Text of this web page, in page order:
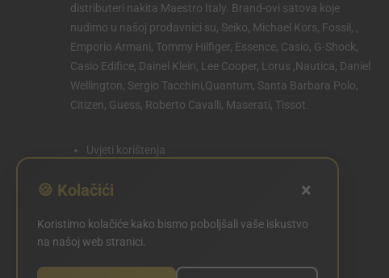
distributeri nakita Maestro Italy. Brand-ovi satova koje
nudimo u našoj prodavnici su, Seiko, Michael Kors, Fossil, ,
Emporio Armani, Tommy Hilfiger, Essence, Casio, G-Shock,
Casio Edifice, Dainel Klein, Lee Cooper, Lorus ,Nautica, Daniel
Wellington, Sergio Tacchini,Quantum, Santa Barbara Polo,
Citizen, Guess, Roberto Cavalli, Maserati, Tissot.
Uvjeti korištenja
Politika kolačića
POSTAVKE KOLAČIĆA
🍪 Kolačići ×
Koristimo kolačiće kako bismo poboljšali vaše iskustvo
na našoj web stranici.